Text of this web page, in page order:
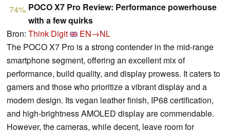
74% POCO X7 Pro Review: Performance powerhouse
with a few quirks
Bron: Think Digit
EN→NL
The POCO X7 Pro is a strong contender in the mid-range
smartphone segment, offering an excellent mix of
performance, build quality, and display prowess. It caters to
gamers and those who prioritize a vibrant display and a
modern design. Its vegan leather finish, IP68 certification,
and high-brightness AMOLED display are commendable.
However, the cameras, while decent, leave room for